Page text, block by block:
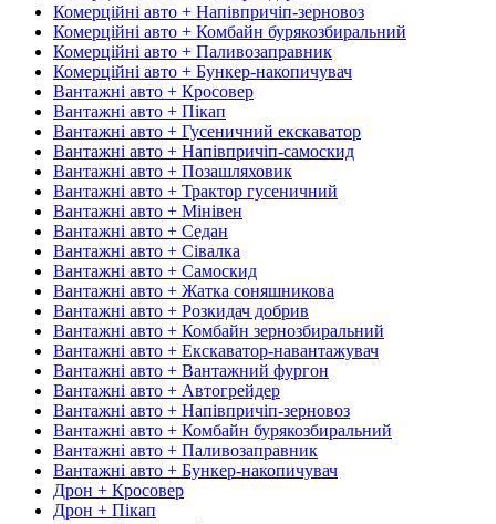
Комерційні авто + Напівпричіп-зерновоз
Комерційні авто + Комбайн бурякозбиральний
Комерційні авто + Паливозаправник
Комерційні авто + Бункер-накопичувач
Вантажні авто + Кросовер
Вантажні авто + Пікап
Вантажні авто + Гусеничний екскаватор
Вантажні авто + Напівпричіп-самоскид
Вантажні авто + Позашляховик
Вантажні авто + Трактор гусеничний
Вантажні авто + Мінівен
Вантажні авто + Седан
Вантажні авто + Сівалка
Вантажні авто + Самоскид
Вантажні авто + Жатка соняшникова
Вантажні авто + Розкидач добрив
Вантажні авто + Комбайн зернозбиральний
Вантажні авто + Екскаватор-навантажувач
Вантажні авто + Вантажний фургон
Вантажні авто + Автогрейдер
Вантажні авто + Напівпричіп-зерновоз
Вантажні авто + Комбайн бурякозбиральний
Вантажні авто + Паливозаправник
Вантажні авто + Бункер-накопичувач
Дрон + Кросовер
Дрон + Пікап